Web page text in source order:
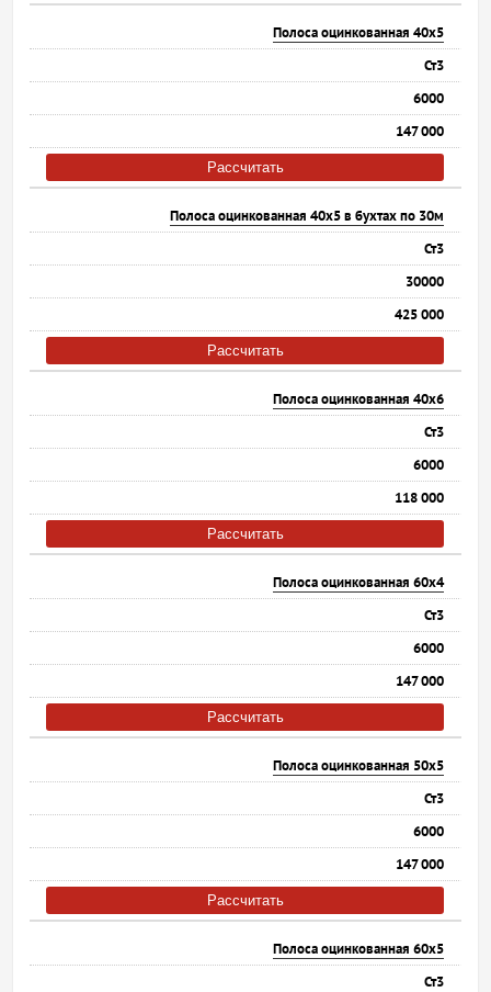
Полоса оцинкованная 40х5
Ст3
6000
147 000
Рассчитать
Полоса оцинкованная 40х5 в бухтах по 30м
Ст3
30000
425 000
Рассчитать
Полоса оцинкованная 40х6
Ст3
6000
118 000
Рассчитать
Полоса оцинкованная 60х4
Ст3
6000
147 000
Рассчитать
Полоса оцинкованная 50х5
Ст3
6000
147 000
Рассчитать
Полоса оцинкованная 60х5
Ст3